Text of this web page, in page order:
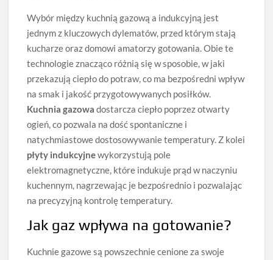
Wybór między kuchnią gazową a indukcyjną jest
jednym z kluczowych dylematów, przed którym stają
kucharze oraz domowi amatorzy gotowania. Obie te
technologie znacząco różnią się w sposobie, w jaki
przekazują ciepło do potraw, co ma bezpośredni wpływ
na smak i jakość przygotowywanych posiłków.
Kuchnia gazowa dostarcza ciepło poprzez otwarty
ogień, co pozwala na dość spontaniczne i
natychmiastowe dostosowywanie temperatury. Z kolei
płyty indukcyjnewykorzystują pole
elektromagnetyczne, które indukuje prąd w naczyniu
kuchennym, nagrzewając je bezpośrednio i pozwalając
na precyzyjną kontrolę temperatury.
Jak gaz wpływa na gotowanie?
Kuchnie gazowe są powszechnie cenione za swoje